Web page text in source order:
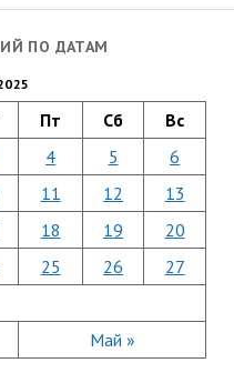
ПО ДАТАМ
Пт Сб Вс
Май »
4 5
6
11 12
13
18 19
20
25 26
27